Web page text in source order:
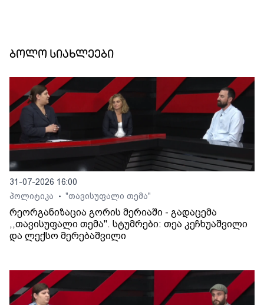
ბოლო სიახლეები
31-07-2026 16:00
პოლიტიკა
• "თავისუფალი თემა"
რეორგანიზაცია გორის მერიაში - გადაცემა
,,თავისუფალი თემა". სტუმრები: თეა კეჩხუაშვილი
და ლექსო მერებაშვილი